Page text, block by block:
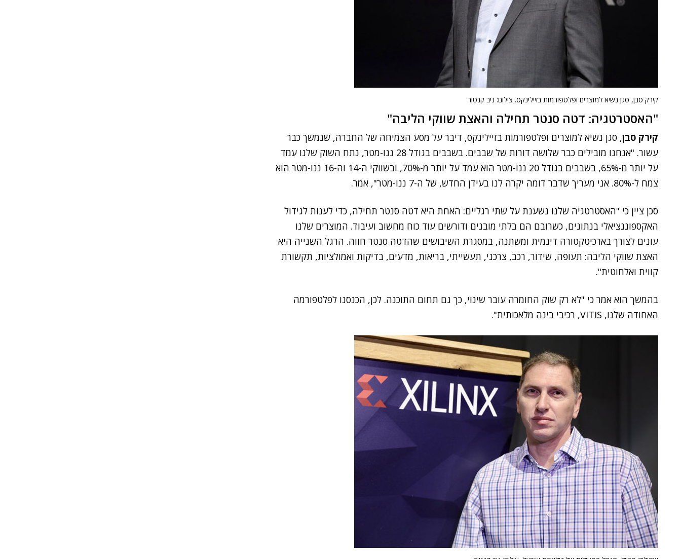
קירק סבן, סגן נשיא למוצרים ופלטפורמות בזיילינקס. צילום: ניב קנטור
"האסטרטגיה: דטה סנטר תחילה והאצת שווקי הליבה"
קירק סבן, סגן נשיא למוצרים ופלטפורמות בזיילינקס, דיבר על מסע הצמיחה של החברה, שנמשך כבר
עשור. "אנחנו מובילים כבר שלושה דורות של שבבים. בשבבים בגודל 28 ננו-מטר, נתח השוק שלנו עמד
על יותר מ-65%, בשבבים בגודל 20 ננו-מטר הוא עמד על יותר מ-70%, ובשווקי ה-14 וה-16 ננו-מטר הוא
צמח ל-80%. אני מעריך שדבר דומה יקרה לנו בעידן החדש, של ה-7 ננו-מטר", אמר.
סכן ציין כי "האסטרטגיה שלנו נשענת על שתי רגליים: האחת היא דטה סנטר תחילה, כדי לענות לגידול
האקספוננציאלי בנתונים, כשרובם הם בלתי מובנים ודורשים עוד כוח מחשוב ועיבוד. המוצרים שלנו
עונים לצורך בארכיטקטורה דינמית ומשתנה, במסגרת השיבושים שהדטה סנטר חווה. הרגל השנייה היא
האצת שווקי הליבה: תעופה, שידור, רכב, צרכני, תעשייתי, בריאות, מדעים, בדיקות ואמולציות, תקשורת
קווית ואלחוטית".
בהמשך הוא אמר כי "לא רק שוק החומרה עובר שינוי, כך גם תחום התוכנה. לכן, הכנסנו לפלטפורמה
האחודה שלנו, VITIS, רכיבי בינה מלאכותית".